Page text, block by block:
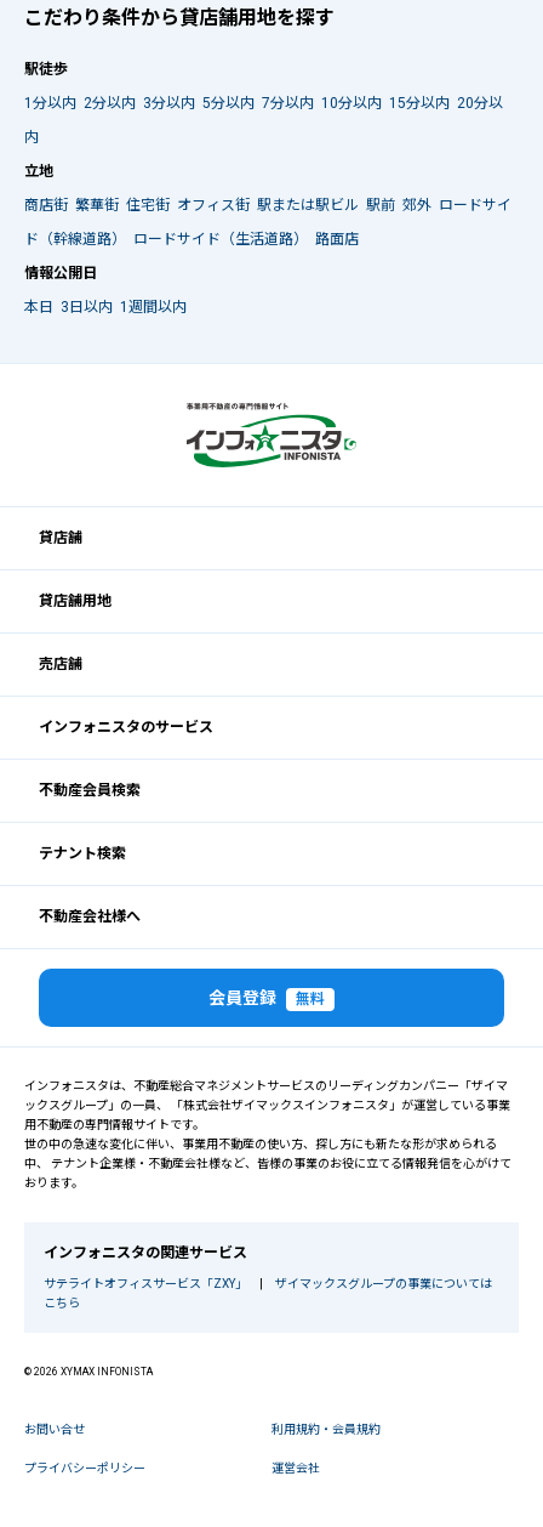
こだわり条件から貸店舗用地を探す
駅徒歩
1分以内 2分以内 3分以内 5分以内 7分以内 10分以内 15分以内 20分以
内
立地
商店街 繁華街 住宅街 オフィス街 駅または駅ビル 駅前 郊外 ロードサイ
ド（幹線道路）
ロードサイド（生活道路）
路面店
情報公開日
本日
3日以内 1週間以内
貸店舗
貸店舗用地
売店舗
インフォニスタのサービス
不動産会員検索
テナント検索
不動産会社様へ
会員登録 無料
インフォニスタは、不動産総合マネジメントサービスのリーディングカンパニー「ザイマ
ックスグループ」の一員、 「株式会社ザイマックスインフォニスタ」が運営している事業
用不動産の専門情報サイトです。
世の中の急速な変化に伴い、事業用不動産の使い方、探し方にも新たな形が求められる
中、 テナント企業様・不動産会社様など、皆様の事業のお役に立てる情報発信を心がけて
おります。
インフォニスタの関連サービス
サテライトオフィスサービス「ZXY」
ザイマックスグループの事業については
こちら
© 2026 XYMAX INFONISTA
お問い合せ 利用規約・会員規約
プライバシーポリシー 運営会社